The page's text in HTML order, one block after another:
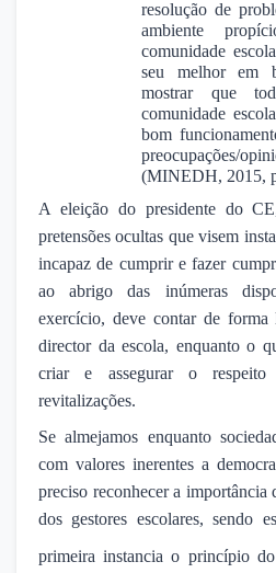
resolução de
ambiente
comunidade
seu melhor em
mostrar que
comunidade
bom
preocupações/
(MINEDH, 2015,
A eleição do presidente do
pretensões ocultas que visem
incapaz de cumprir e fazer
ao abrigo das inúmeras
exercício, deve contar de
director da escola, enquanto o
criar e assegurar o
revitalizações.
Se almejamos enquanto
com valores inerentes a
preciso reconhecer a importância
dos gestores escolares, sendo
primeira instancia o princípio do